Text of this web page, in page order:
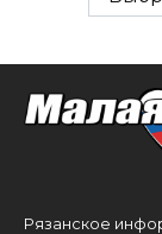
Рязанское